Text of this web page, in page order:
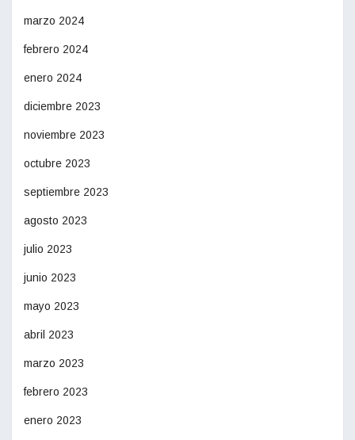
marzo 2024
febrero 2024
enero 2024
diciembre 2023
noviembre 2023
octubre 2023
septiembre 2023
agosto 2023
julio 2023
junio 2023
mayo 2023
abril 2023
marzo 2023
febrero 2023
enero 2023